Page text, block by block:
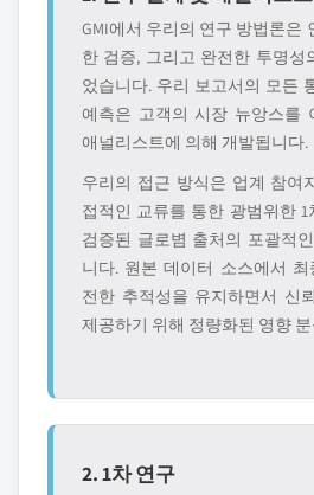
GMI에서 우리의 연구 방법론은
한 검증, 그리고 완전한 투명성
었습니다. 우리 보고서의 모든
예측은 고객의 시장 뉴앙스를
애널리스트에 의해 개발됩니다.
우리의 접근 방식은 업계 참여
접적인 교류를 통한 광범위한
검증된 글로볌 출처의 포괄적
니다. 원본 데이터 소스에서
전한 추적성을 유지하면서 신
제공하기 위해 정량화된 영향
2. 1차 연구